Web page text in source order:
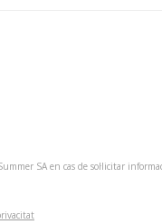
SA en cas de sol·licitar